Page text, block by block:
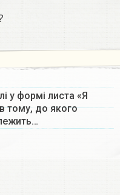
у формі листа «Я
тому, до якого